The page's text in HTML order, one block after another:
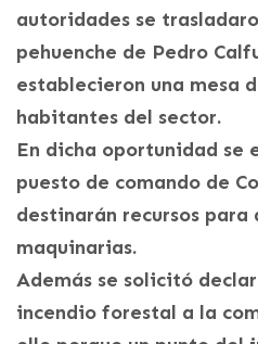
autoridades se
pehuenche de Pedro
establecieron una mesa
habitantes del sector.
En dicha oportunidad se
puesto de comando de
destinarán recursos para
maquinarias.
Además se solicitó
incendio forestal a la